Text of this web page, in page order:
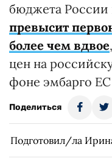
бюджета России
превысит
более чем вдвое
цен на
фоне эмбарго
Поделиться
Подготовил/ла